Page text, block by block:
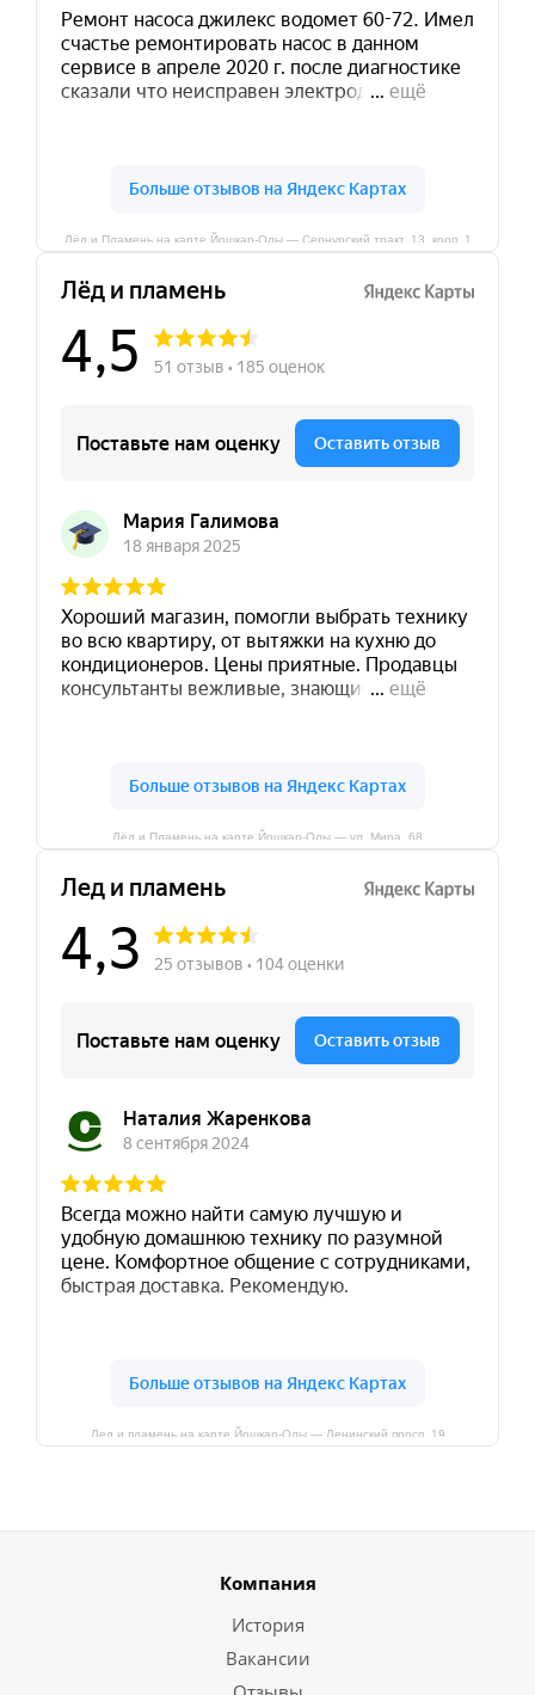
Лёд и Пламень на карте Йошкар‑Олы — Сернурский тракт, 13, корп. 1
Лёд и Пламень на карте Йошкар‑Олы — ул. Мира, 68
Лед и пламень на карте Йошкар‑Олы — Ленинский просп.,19
Компания
История
Вакансии